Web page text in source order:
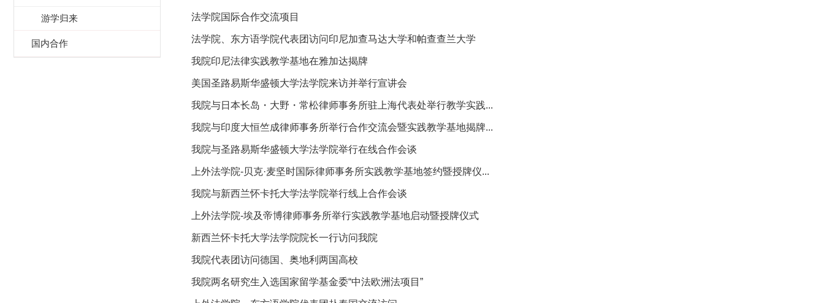
游学归来
国内合作
法学院国际合作交流项目
法学院、东方语学院代表团访问印尼加查马达大学和帕查查兰大学
我院印尼法律实践教学基地在雅加达揭牌
美国圣路易斯华盛顿大学法学院来访并举行宣讲会
我院与日本长岛・大野・常松律师事务所驻上海代表处举行教学实践...
我院与印度大恒竺成律师事务所举行合作交流会暨实践教学基地揭牌...
我院与圣路易斯华盛顿大学法学院举行在线合作会谈
上外法学院-贝克·麦坚时国际律师事务所实践教学基地签约暨授牌仪...
我院与新西兰怀卡托大学法学院举行线上合作会谈
上外法学院-埃及帝博律师事务所举行实践教学基地启动暨授牌仪式
新西兰怀卡托大学法学院院长一行访问我院
我院代表团访问德国、奥地利两国高校
我院两名研究生入选国家留学基金委“中法欧洲法项目”